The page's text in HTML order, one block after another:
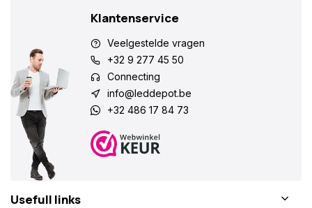
Klantenservice
Veelgestelde vragen
+32 9 277 45 50
Connecting
info@leddepot.be
+32 486 17 84 73
Usefull links